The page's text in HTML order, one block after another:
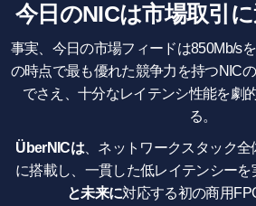
今日のNICは市場取引
事実、今日の市場フィードは850Mb/s
の時点で最も優れた競争力を持つNIC
でさえ、十分なレイテンシ性能を劇
る。
ÜberNICは 、ネットワークスタック
に搭載し、一貫した低レイテンシーを
と未来に対応する初の商用